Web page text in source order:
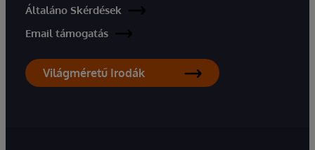
Általáno Skérdések
Email támogatás
Világméretű Irodák